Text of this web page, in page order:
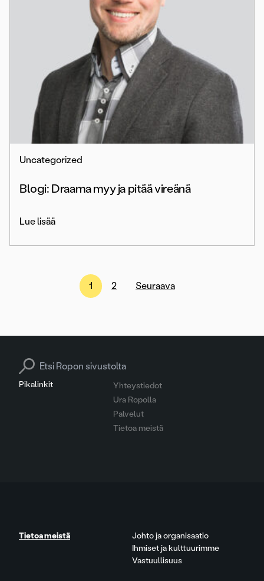
Uncategorized
Blogi: Draama myy ja pitää vireänä
Lue lisää
Artikkelien
1 2 Seuraava
Pikalinkit
Yhteystiedot
Ura Ropolla
Palvelut
Tietoa meistä
Search for:
Tietoa meistä
Johto ja organisaatio
Ihmiset ja kulttuurimme
Vastuullisuus